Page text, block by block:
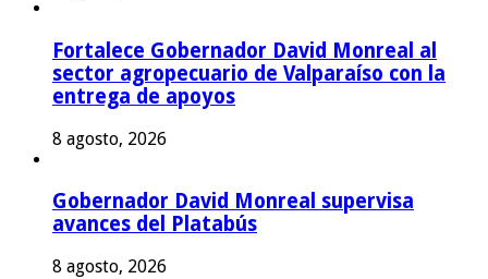
Fortalece Gobernador David Monreal al
sector agropecuario de Valparaíso con la
entrega de apoyos
8 agosto, 2026
Gobernador David Monreal supervisa
avances del Platabús
8 agosto, 2026